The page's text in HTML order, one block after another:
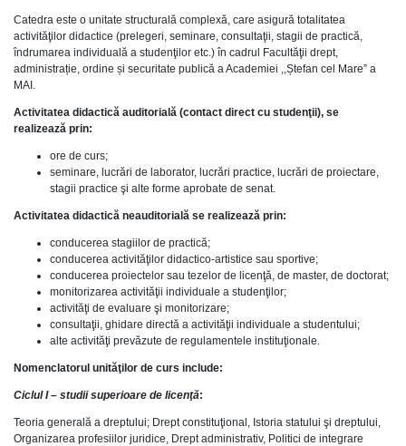
Catedra este o unitate structurală complexă, care asigură totalitatea
activităţilor didactice (prelegeri, seminare, consultaţii, stagii de practică,
îndrumarea individuală a studenţilor etc.) în cadrul Facultăţii drept,
administrație, ordine și securitate publică a Academiei ,,Ștefan cel Mare” a
MAI.
Activitatea didactică auditorială (contact direct cu studenţii), se
realizează prin:
ore de curs;
seminare, lucrări de laborator, lucrări practice, lucrări de proiectare,
stagii practice şi alte forme aprobate de senat.
Activitatea didactică neauditorială se realizează prin:
conducerea stagiilor de practică;
conducerea activităţilor didactico-artistice sau sportive;
conducerea proiectelor sau tezelor de licenţă, de master, de doctorat;
monitorizarea activităţii individuale a studenţilor;
activităţi de evaluare şi monitorizare;
consultaţii, ghidare directă a activităţii individuale a studentului;
alte activităţi prevăzute de regulamentele instituţionale.
Nomenclatorul unităţilor de curs include:
Ciclul I – studii superioare de licenţă:
Teoria generală a dreptului; Drept constituţional, Istoria statului şi dreptului,
Organizarea profesiilor juridice, Drept administrativ, Politici de integrare